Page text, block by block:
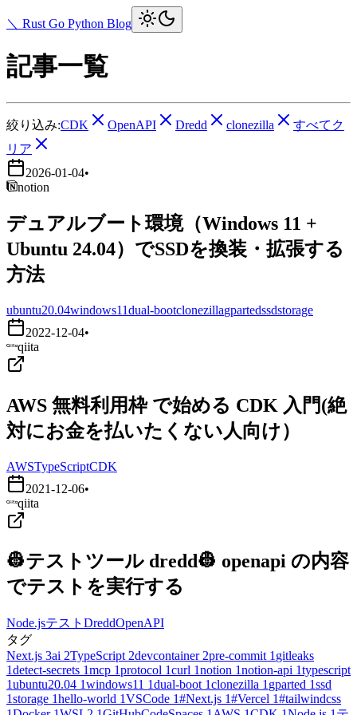
＼ Rust Go Python Blog
記事一覧
絞り込み:CDK OpenAPI Dredd clonezilla
すべてク
リア
2026-01-04•
notion
デュアルブート環境（Windows 11 +
Ubuntu 24.04）でSSDを換装・拡張する
方法
ubuntu20.04windows11dual-bootclonezillagpartedssdstorage
2022-12-04•
qiita
AWS 無料利用枠 で始める CDK 入門(絶
対にお金を払いたくない人向け）
AWSTypeScriptCDK
2021-12-06•
qiita
👷テストツール dredd👷 openapi の内容
でテストを実行する
Node.jsテスト DreddOpenAPI
タグ
Next.js 3ai 2TypeScript 2devcontainer 2pre-commit 1 gitleaks
1detect-secrets 1mcp 1protocol 1curl 1notion 1notion-api 1typescript
1ubuntu20.04 1windows11 1dual-boot 1clonezilla 1 gparted 1ssd
1storage 1hello-world 1VSCode 1#Next.js 1#Vercel 1#tailwindcss